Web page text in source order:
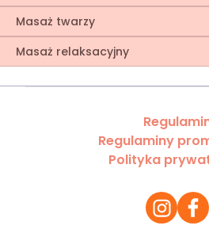
Masaż twarzy
Masaż relaksacyjny
Regulaminy
Polityka